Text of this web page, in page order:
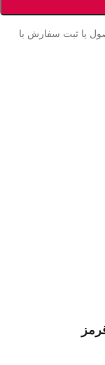
یا ثبت سفارش با